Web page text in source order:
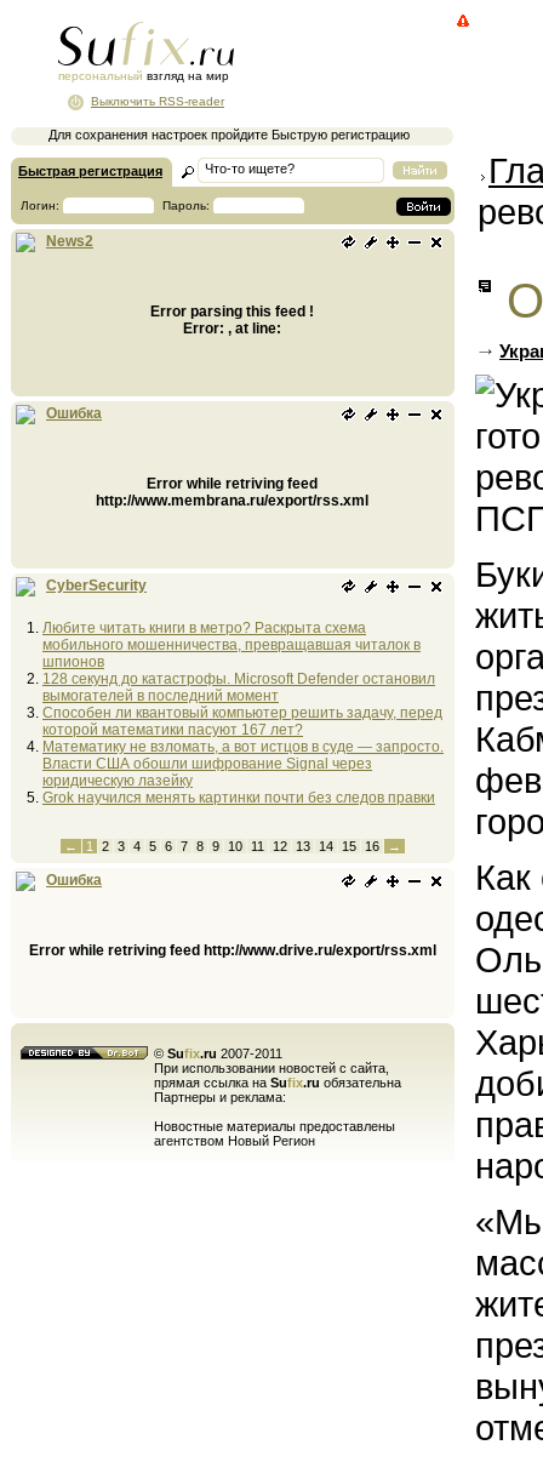
персональный взгляд на мир
Для сохранения настроек пройдите Быструю регистрацию
Выключить RSS-reader
Быстрая регистрация
Логин: Пароль:
News2
Error parsing this feed !
Error: , at line:
Ошибка
Error while retriving feed
http://www.membrana.ru/export/rss.xml
CyberSecurity
Любите читать книги в метро? Раскрыта схема
мобильного мошенничества, превращавшая читалок в
шпионов
128 секунд до катастрофы. Microsoft Defender остановил
вымогателей в последний момент
Способен ли квантовый компьютер решить задачу, перед
которой математики пасуют 167 лет?
Математику не взломать, а вот истцов в суде — запросто.
Власти США обошли шифрование Signal через
юридическую лазейку
Grok научился менять картинки почти без следов правки
← 1 2 3 4 5 6 7 8 9 10 11 12 13 14 15 16 →
Ошибка
Error while retriving feed http://www.drive.ru/export/rss.xml
© Sufix.ru 2007-2011
При использовании новостей с сайта,
прямая ссылка на Sufix.ru обязательна
Партнеры и реклама:
Новостные материалы предоставлены
агентством Новый Регион